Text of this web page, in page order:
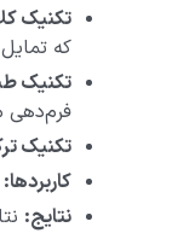
تکنیک
که
تکنیک
فرم‌دهی
تکنیک
کاربردها:
نتایج: